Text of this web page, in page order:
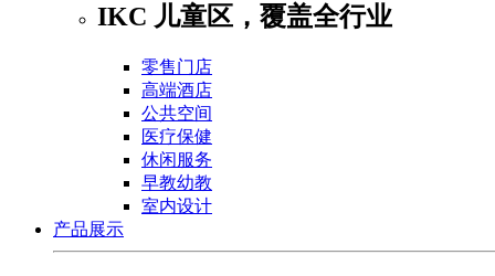
IKC 儿童区，覆盖全行业
零售门店
高端酒店
公共空间
医疗保健
休闲服务
早教幼教
室内设计
产品展示